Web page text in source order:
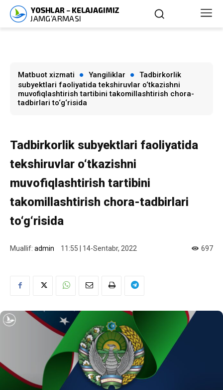
Matbuot xizmati Yangiliklar
Tadbirkorlik
subyektlari faoliyatida tekshiruvlar o‘tkazishni
muvofiqlashtirish tartibini takomillashtirish chora-
tadbirlari to‘g‘risida
Tadbirkorlik subyektlari faoliyatida
tekshiruvlar o‘tkazishni
muvofiqlashtirish tartibini
takomillashtirish chora-tadbirlari
to‘g‘risida
Muallif: admin 11:55 | 14-Sentabr, 2022 697